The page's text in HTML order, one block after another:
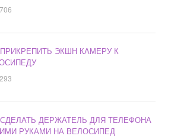
ЭКШН КАМЕРУ К
ДЕРЖАТЕЛЬ ДЛЯ ТЕЛЕФОНА
РУКАМИ НА ВЕЛОСИПЕД